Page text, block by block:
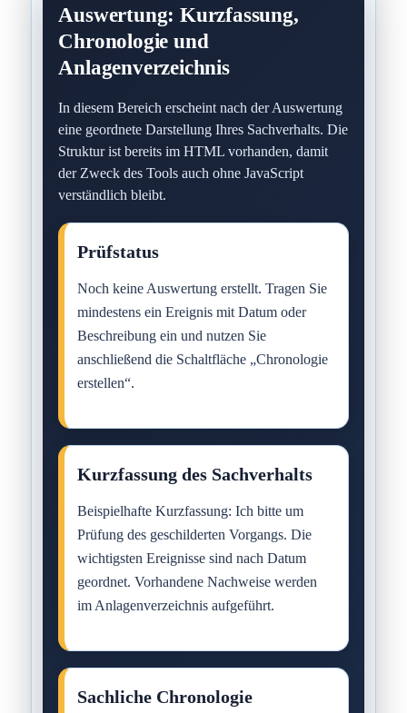
Auswertung: Kurzfassung,
Chronologie und
Anlagenverzeichnis
In diesem Bereich erscheint nach der Auswertung
eine geordnete Darstellung Ihres Sachverhalts. Die
Struktur ist bereits im HTML vorhanden, damit
der Zweck des Tools auch ohne JavaScript
verständlich bleibt.
Prüfstatus
Noch keine Auswertung erstellt. Tragen Sie
mindestens ein Ereignis mit Datum oder
Beschreibung ein und nutzen Sie
anschließend die Schaltfläche „Chronologie
erstellen“.
Kurzfassung des Sachverhalts
Beispielhafte Kurzfassung: Ich bitte um
Prüfung des geschilderten Vorgangs. Die
wichtigsten Ereignisse sind nach Datum
geordnet. Vorhandene Nachweise werden
im Anlagenverzeichnis aufgeführt.
Sachliche Chronologie